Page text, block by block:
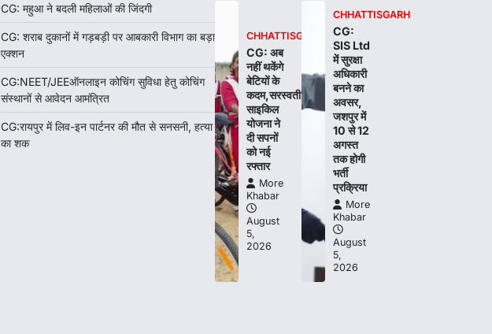
More Khabar
जनजातीय कार्य मंत्रालय और ट्राइफेड की एक
पहल है, जिसे 2018 में शुरू किया गया…
CHHATTISGARH
CG: शराब दुकानों में गड़बड़ी पर
आबकारी विभाग का बड़ा एक्शन
More Khabar August 6, 2026
रायपुर। छत्तीसगढ़ में शराब दुकानों में अधिक कीमत
पर बिक्री और अन्य गंभीर अनियमितताओं के…
CHHATTISGARH
CG:NEET/JEEऑनलाइन कोचिंग
सुविधा हेतु कोचिंग संस्थानों से आवेदन
CG: महुआ ने बदली महिलाओं की जिंदगी
CG: शराब दुकानों में गड़बड़ी पर आबकारी विभाग का बड़ा
एक्शन
CG:NEET/JEEऑनलाइन कोचिंग सुविधा हेतु कोचिंग
संस्थानों से आवेदन आमंत्रित
CG:रायपुर में लिव-इन पार्टनर की मौत से सनसनी, हत्या
का शक
CHHATTISGARH
CG: अब
नहीं थकेंगे
बेटियों के
कदम,सरस्वती
साइकिल
योजना ने
दी सपनों
को नई
रफ्तार
More
Khabar
August
5,
2026
CHHATTISGARH
CG:
SIS Ltd
में सुरक्षा
अधिकारी
बनने का
अवसर,
जशपुर में
10 से 12
अगस्त
तक होगी
भर्ती
प्रक्रिया
More
Khabar
August
5,
2026